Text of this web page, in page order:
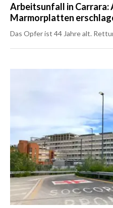
Arbeitsunfall in Carrara:
Marmorplatten
Das Opfer ist 44 Jahre alt.